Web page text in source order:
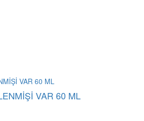
VAR 60 ML